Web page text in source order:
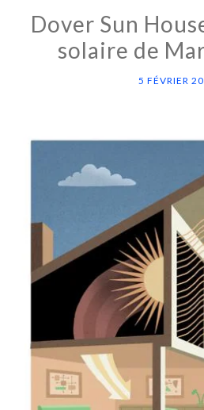
Dover Sun
solaire de
5 FÉVRIER